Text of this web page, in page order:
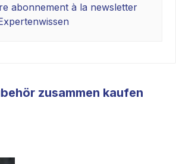
abonnement à la newsletter
zusammen kaufen